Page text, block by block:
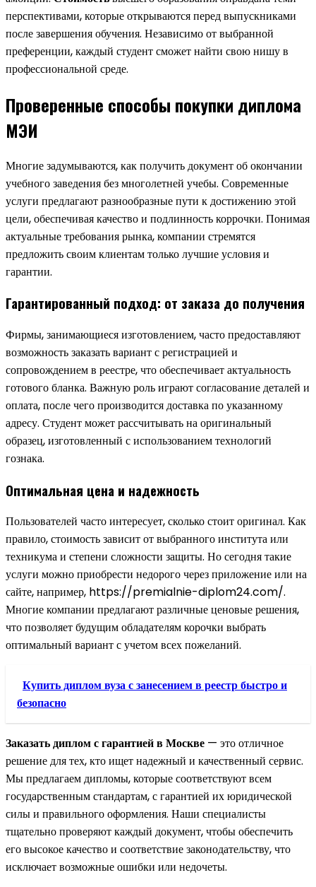
перспективами, которые открываются перед выпускниками
после завершения обучения. Независимо от выбранной
преференции, каждый студент сможет найти свою нишу в
профессиональной среде.
Проверенные способы покупки диплома
МЭИ
Многие задумываются, как получить документ об окончании
учебного заведения без многолетней учебы. Современные
услуги предлагают разнообразные пути к достижению этой
цели, обеспечивая качество и подлинность коррочки. Понимая
актуальные требования рынка, компании стремятся
предложить своим клиентам только лучшие условия и
гарантии.
Гарантированный подход: от заказа до получения
Фирмы, занимающиеся изготовлением, часто предоставляют
возможность заказать вариант с регистрацией и
сопровождением в реестре, что обеспечивает актуальность
готового бланка. Важную роль играют согласование деталей и
оплата, после чего производится доставка по указанному
адресу. Студент может рассчитывать на оригинальный
образец, изготовленный с использованием технологий
гознака.
Оптимальная цена и надежность
Пользователей часто интересует, сколько стоит оригинал. Как
правило, стоимость зависит от выбранного института или
техникума и степени сложности защиты. Но сегодня такие
услуги можно приобрести недорого через приложение или на
сайте, например, https://premialnie-diplom24.com/.
Многие компании предлагают различные ценовые решения,
что позволяет будущим обладателям корочки выбрать
оптимальный вариант с учетом всех пожеланий.
Купить диплом вуза с занесением в реестр быстро и
безопасно
Заказать диплом с гарантией в Москве — это отличное
решение для тех, кто ищет надежный и качественный сервис.
Мы предлагаем дипломы, которые соответствуют всем
государственным стандартам, с гарантией их юридической
силы и правильного оформления. Наши специалисты
тщательно проверяют каждый документ, чтобы обеспечить
его высокое качество и соответствие законодательству, что
исключает возможные ошибки или недочеты.